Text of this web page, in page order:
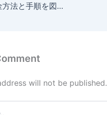
IFCMarketsの入金方法と手順を図解で解説
will not be published.